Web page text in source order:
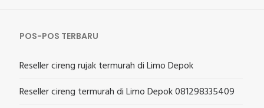
POS-POS TERBARU
Reseller cireng rujak termurah di Limo Depok
Reseller cireng termurah di Limo Depok 081298335409